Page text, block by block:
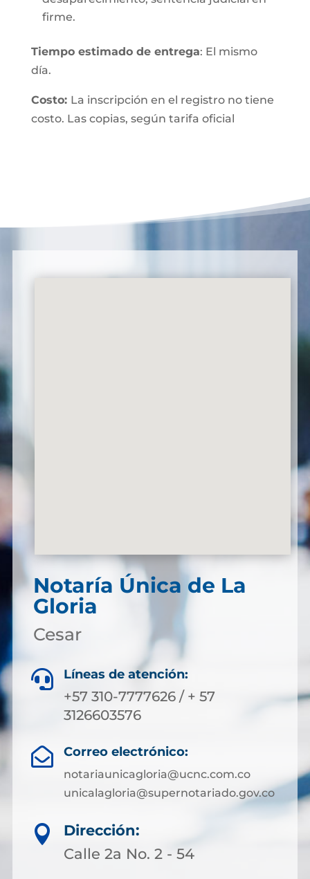
firme.
Tiempo estimado de entrega: El mismo
día.
Costo: La inscripción en el registro no tiene
costo. Las copias, según tarifa oficial
Notaría Única de La
Gloria
Cesar
 Líneas de atención:
+57 310-7777626 / + 57
3126603576
 Correo electrónico:
notariaunicagloria@ucnc.com.co
unicalagloria@supernotariado.gov.co

Dirección:
Calle 2a No. 2 - 54